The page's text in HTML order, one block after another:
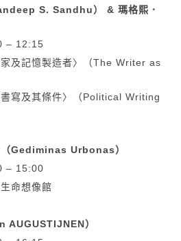
S. Sandhu） & 瑪格熙．
– 12:15
及記憶製造者〉（The Writer as
寫及其條件〉（Political Writing
（Gediminas Urbonas）
– 15:00
命想像館
AUGUSTIJNEN）